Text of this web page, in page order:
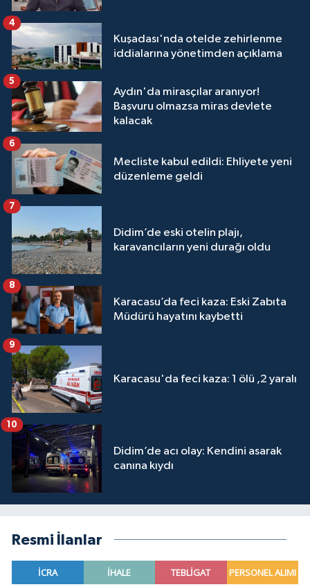
Kuşadası'nda otelde zehirlenme
iddialarına yönetimden açıklama
4
Aydın'da mirasçılar aranıyor!
Başvuru olmazsa miras devlete
kalacak
5
Mecliste kabul edildi: Ehliyete yeni
düzenleme geldi
6
Didim’de eski otelin plajı,
karavancıların yeni durağı oldu
7
Karacasu’da feci kaza: Eski Zabıta
Müdürü hayatını kaybetti
8
Karacasu'da feci kaza: 1 ölü ,2 yaralı
9
Didim’de acı olay: Kendini asarak
canına kıydı
10
Resmi İlanlar